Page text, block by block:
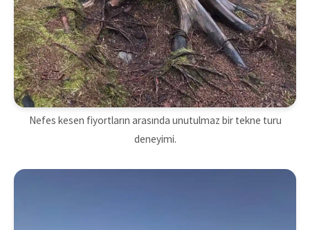
Nefes kesen fiyortların arasında unutulmaz bir tekne turu
deneyimi.